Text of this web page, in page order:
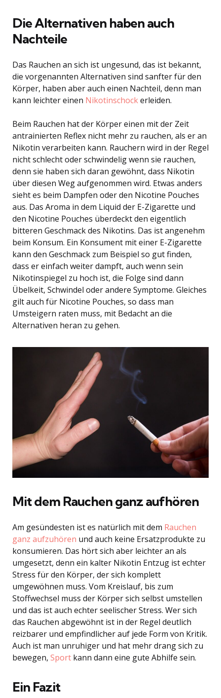
Die Alternativen haben auch
Nachteile
Das Rauchen an sich ist ungesund, das ist bekannt,
die vorgenannten Alternativen sind sanfter für den
Körper, haben aber auch einen Nachteil, denn man
kann leichter einen Nikotinschockerleiden.
Beim Rauchen hat der Körper einen mit der Zeit
antrainierten Reflex nicht mehr zu rauchen, als er an
Nikotin verarbeiten kann. Rauchern wird in der Regel
nicht schlecht oder schwindelig wenn sie rauchen,
denn sie haben sich daran gewöhnt, dass Nikotin
über diesen Weg aufgenommen wird. Etwas anders
sieht es beim Dampfen oder den Nicotine Pouches
aus. Das Aroma in dem Liquid der E-Zigarette und
den Nicotine Pouches überdeckt den eigentlich
bitteren Geschmack des Nikotins. Das ist angenehm
beim Konsum. Ein Konsument mit einer E-Zigarette
kann den Geschmack zum Beispiel so gut finden,
dass er einfach weiter dampft, auch wenn sein
Nikotinspiegel zu hoch ist, die Folge sind dann
Übelkeit, Schwindel oder andere Symptome. Gleiches
gilt auch für Nicotine Pouches, so dass man
Umsteigern raten muss, mit Bedacht an die
Alternativen heran zu gehen.
Mit dem Rauchen ganz aufhören
Am gesündesten ist es natürlich mit dem Rauchen
ganz aufzuhören und auch keine Ersatzprodukte zu
konsumieren. Das hört sich aber leichter an als
umgesetzt, denn ein kalter Nikotin Entzug ist echter
Stress für den Körper, der sich komplett
umgewöhnen muss. Vom Kreislauf, bis zum
Stoffwechsel muss der Körper sich selbst umstellen
und das ist auch echter seelischer Stress. Wer sich
das Rauchen abgewöhnt ist in der Regel deutlich
reizbarer und empfindlicher auf jede Form von Kritik.
Auch ist man unruhiger und hat mehr drang sich zu
bewegen, Sport kann dann eine gute Abhilfe sein.
Ein Fazit